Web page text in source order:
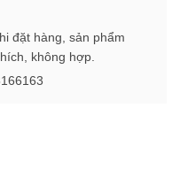
đặt hàng, sản phẩm
không hợp.